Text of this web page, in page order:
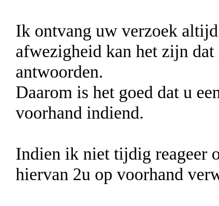
Ik ontvang uw verzoek
afwezigheid kan het zijn
antwoorden.
Daarom is het goed dat u
voorhand indiend.
Indien ik niet tijdig reageer
hiervan 2u op voorhand